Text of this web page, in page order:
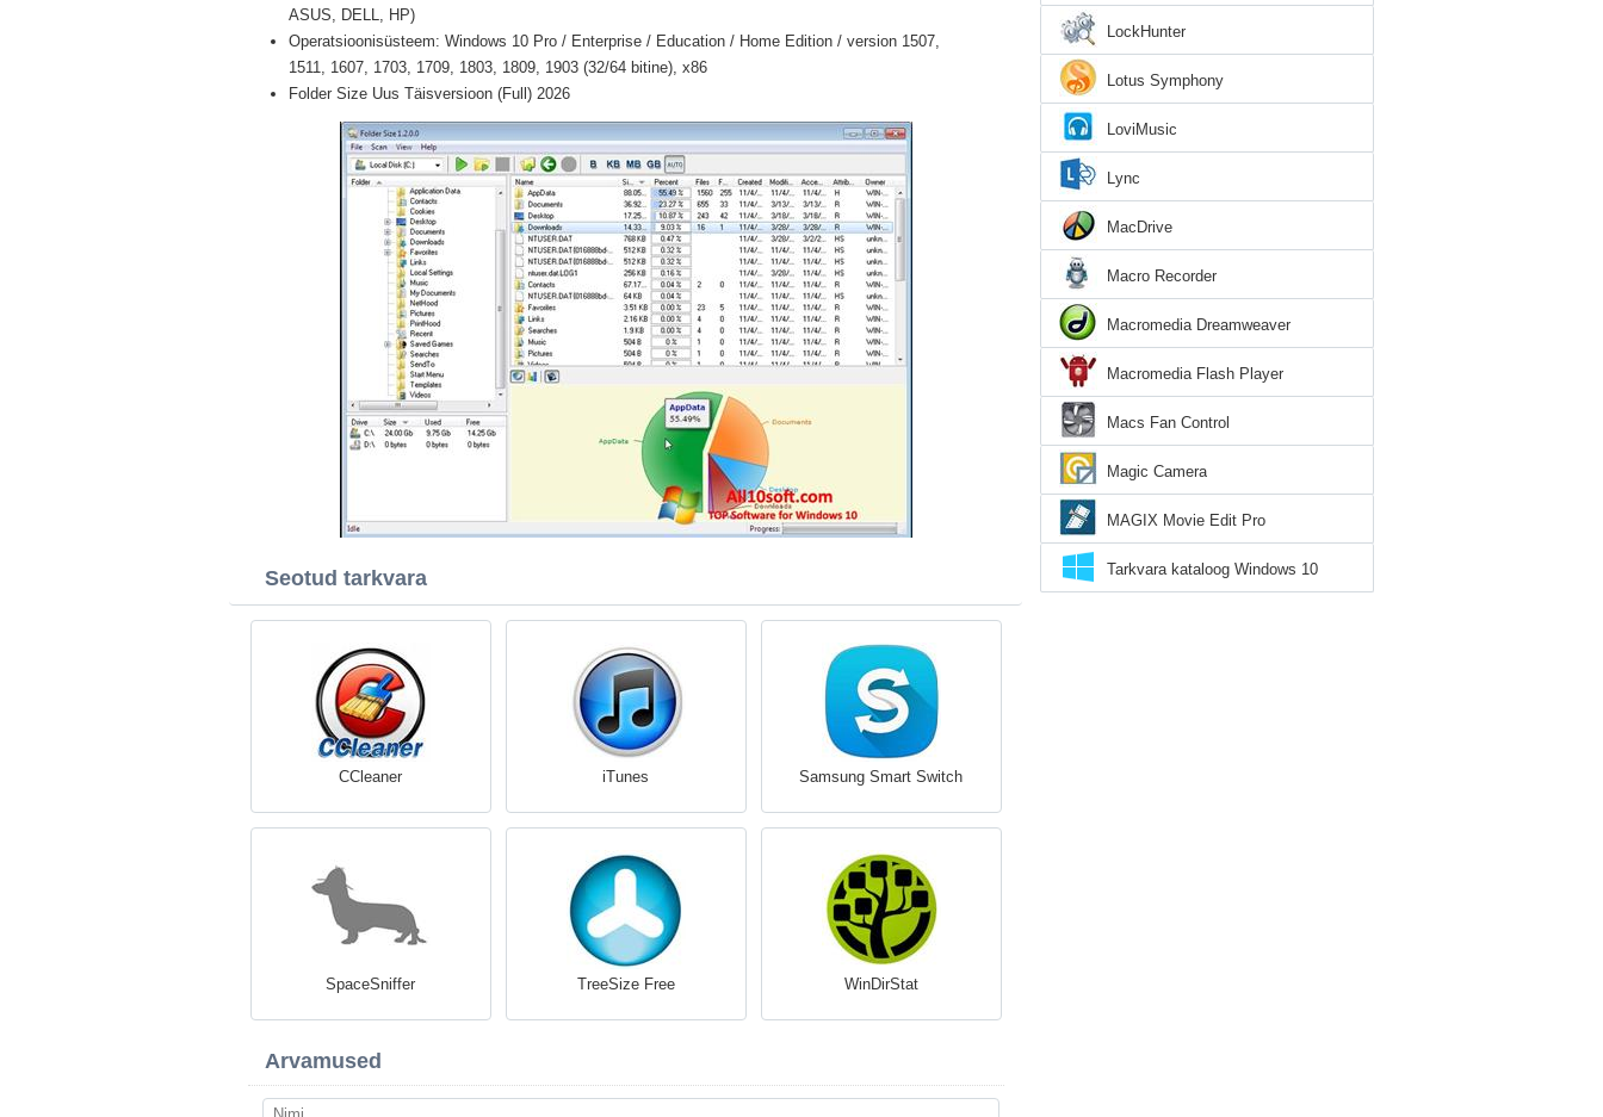
ASUS, DELL, HP)
Operatsioonisüsteem: Windows 10 Pro / Enterprise / Education / Home Edition / version 1507,
1511, 1607, 1703, 1709, 1803, 1809, 1903 (32/64 bitine), x86
Folder Size Uus Täisversioon (Full) 2026
Seotud tarkvara
CCleaner iTunes Samsung Smart Switch
SpaceSniffer TreeSize Free WinDirStat
Arvamused
LockHunter
Lotus Symphony
LoviMusic
Lync
MacDrive
Macro Recorder
Macromedia Dreamweaver
Macromedia Flash Player
Macs Fan Control
Magic Camera
MAGIX Movie Edit Pro
Tarkvara kataloog Windows 10